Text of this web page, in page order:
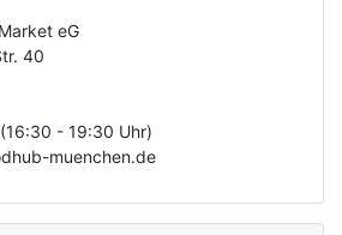
eG
40
- 19:30 Uhr)
muenchen.de